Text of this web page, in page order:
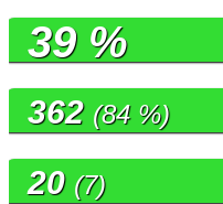
39 %
362 (84 %)
20 (7)